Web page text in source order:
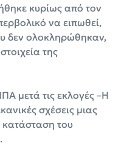
κυρίως από τον
να ειπωθεί,
δεν ολοκληρώθηκαν,
της
μετά τις εκλογές –Η
σχέσεις μιας
κατάσταση του